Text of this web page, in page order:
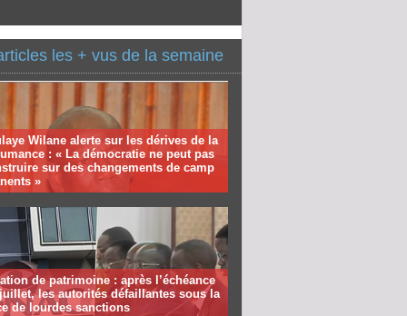
les + vus de la semaine
Wilane alerte sur les dérives de la
: « La démocratie ne peut pas
sur des changements de camp
»
de patrimoine : après l’échéance
les autorités défaillantes sous la
de lourdes sanctions